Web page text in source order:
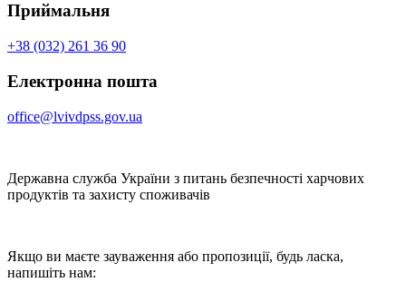
Приймальня
+38 (032) 261 36 90
Електронна пошта
office@lvivdpss.gov.ua
Державна служба України з питань безпечності харчових
продуктів та захисту споживачів
Якщо ви маєте зауваження або пропозиції, будь ласка,
напишіть нам: